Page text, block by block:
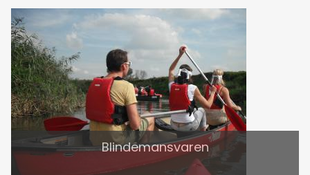
Blindemansvaren